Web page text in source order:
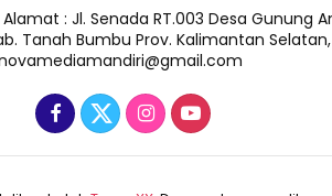
Alamat : Jl. Senada RT.003 Desa Gunung
Tanah Bumbu Prov. Kalimantan Selatan,